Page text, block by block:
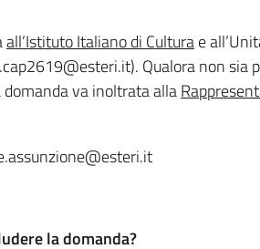
all’Istituto Italiano di Culturae
Qualora non sia
va inoltrata alla
la domanda?